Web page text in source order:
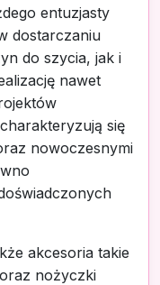
entuzjasty
dostarczaniu
do szycia, jak i
nawet
się
nowoczesnymi
akcesoria takie
nożyczki